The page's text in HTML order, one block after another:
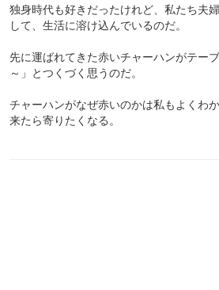
独身時代も好きだったけれど、私たち夫
して、生活に溶け込んでいるのだ。
先に運ばれてきた赤いチャーハンがテー
～」とつくづく思うのだ。
チャーハンがなぜ赤いのかは私もよくわ
来たら寄りたくなる。